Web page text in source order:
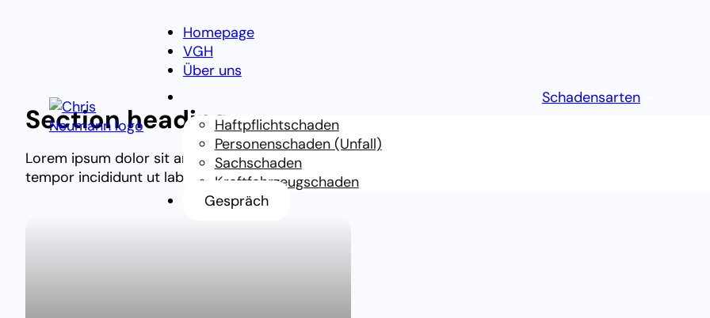
Homepage
VGH
Über uns
Schadensarten
Haftpflichtschaden
Personenschaden (Unfall)
Sachschaden
Kraftfahrzeugschaden
Gespräch
Section heading
Lorem ipsum dolor sit amet, consectetur adipiscing elit, sed do eiusmod
tempor incididunt ut labore et dolore magna aliqua.